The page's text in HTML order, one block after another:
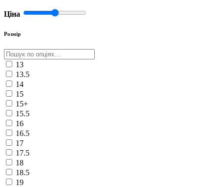
Ціна
Розмір
13
13.5
14
15
15+
15.5
16
16.5
17
17.5
18
18.5
19